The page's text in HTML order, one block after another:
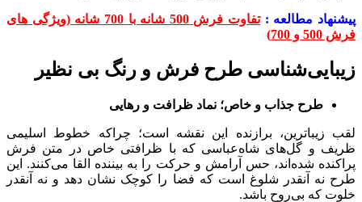
پیشنهاد مطالعه :
تفاوت فرش 500 شانه با 700 شانه (ویژگی های
فرش 500 و 700)
زیبایی‌شناسی طرح فرش و رنگ بی نظیر
طرح جذاب و خاص؛ نماد ظرافت و رهایی
لقب زیباترین، برازنده این نقشه است؛ چراکه خطوط اسلیمی
ظریف و گل‌های شاه‌عباسی که با ظرافتی خاص در متن فرش
پراکنده شده‌اند، حس آرامش و حرکت را به بیننده القا می‌کنند. این
طرح نه آنقدر شلوغ است که فضا را کوچک نشان دهد و نه آنقدر
خلوت که بی‌روح باشد.